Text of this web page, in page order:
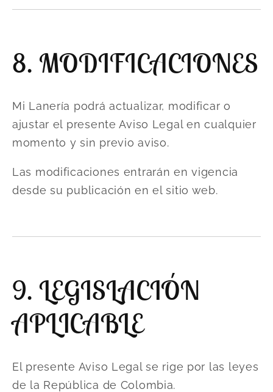
8. MODIFICACIONES
Mi Lanería podrá actualizar, modificar o
ajustar el presente Aviso Legal en cualquier
momento y sin previo aviso.
Las modificaciones entrarán en vigencia
desde su publicación en el sitio web.
9. LEGISLACIÓN
APLICABLE
El presente Aviso Legal se rige por las leyes
de la República de Colombia.